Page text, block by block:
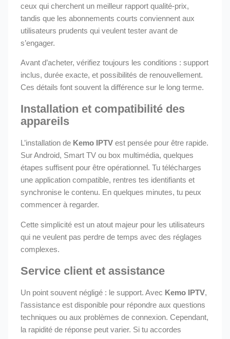
ceux qui cherchent un meilleur rapport qualité-prix,
tandis que les abonnements courts conviennent aux
utilisateurs prudents qui veulent tester avant de
s’engager.
Avant d’acheter, vérifiez toujours les conditions : support
inclus, durée exacte, et possibilités de renouvellement.
Ces détails font souvent la différence sur le long terme.
Installation et compatibilité des
appareils
L’installation de Kemo IPTV est pensée pour être rapide.
Sur Android, Smart TV ou box multimédia, quelques
étapes suffisent pour être opérationnel. Tu télécharges
une application compatible, rentres tes identifiants et
synchronise le contenu. En quelques minutes, tu peux
commencer à regarder.
Cette simplicité est un atout majeur pour les utilisateurs
qui ne veulent pas perdre de temps avec des réglages
complexes.
Service client et assistance
Un point souvent négligé : le support. Avec Kemo IPTV,
l’assistance est disponible pour répondre aux questions
techniques ou aux problèmes de connexion. Cependant,
la rapidité de réponse peut varier. Si tu accordes